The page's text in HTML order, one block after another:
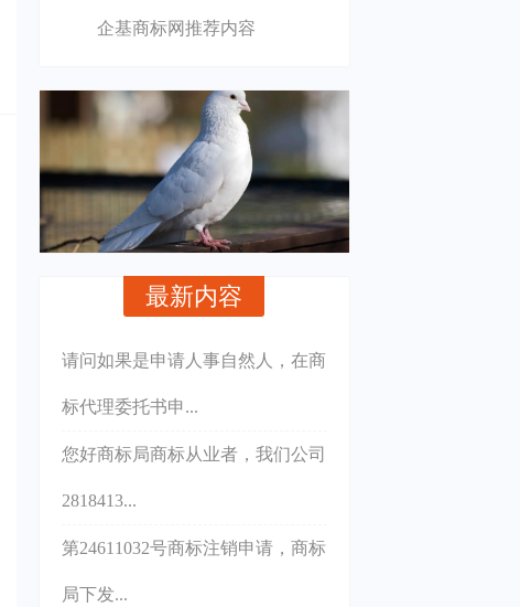
企基商标网推荐内容
最新内容
请问如果是申请人事自然人，在商
标代理委托书申...
您好商标局商标从业者，我们公司
2818413...
第24611032号商标注销申请，商标
局下发...